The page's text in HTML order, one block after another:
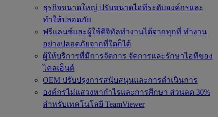
ธุรกิจขนาดใหญ่ ปรับขนาดไอทีระดับองค์กรและ
ทำให้ปลอดภัย
ฟรีแลนซ์และผู้ใช้ดิจิทัลทำงานได้จากทุกที่ ทำงาน
อย่างปลอดภัยจากที่ใดก็ได้
ผู้ให้บริการที่มีการจัดการ จัดการและรักษาไอทีของ
ไคลเอ็นต์
OEM ปรับปรุงการสนับสนุนและการดำเนินการ
องค์กรไม่แสวงหากำไรและการศึกษา ส่วนลด 30%
สำหรับเทคโนโลยี TeamViewer